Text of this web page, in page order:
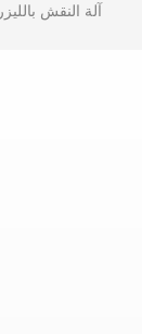
آلة النقش بالليزر